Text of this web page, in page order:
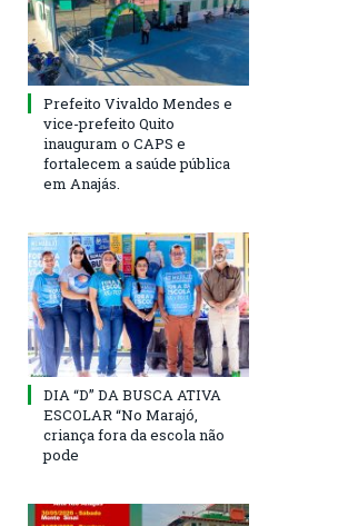
Prefeito Vivaldo Mendes e
vice-prefeito Quito
inauguram o CAPS e
fortalecem a saúde pública
em Anajás.
DIA “D” DA BUSCA ATIVA
ESCOLAR “No Marajó,
criança fora da escola não
pode